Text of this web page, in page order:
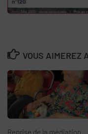
VOUS AIMEREZ
Reprise de la médiation